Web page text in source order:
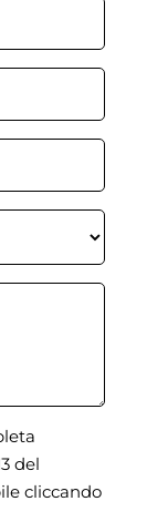
del
cliccando